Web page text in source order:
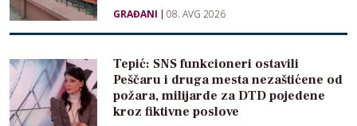
GRAĐANI 08. AVG 2026
Tepić: SNS funkcioneri ostavili
Peščaru i druga mesta nezaštićene od
požara, milijarde za DTD pojedene
kroz fiktivne poslove